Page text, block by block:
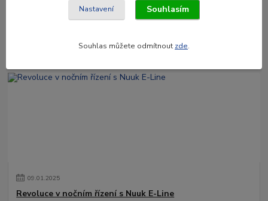
OZZ Lights - LED rampy pro osobní a off-road vozidla
Objevte světelné rampy OZZ Lights – ideální kombinace výkonu a
09.01.2025
Revoluce v nočním řízení s Nuuk E-Line
Nastavení Souhlasím
Souhlas můžete odmítnout zde.